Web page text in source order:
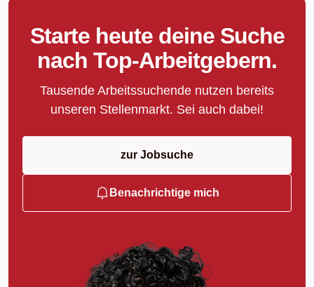
Starte heute deine Suche
nach Top-Arbeitgebern.
Tausende Arbeitssuchende nutzen bereits
unseren Stellenmarkt. Sei auch dabei!
zur Jobsuche
Benachrichtige mich